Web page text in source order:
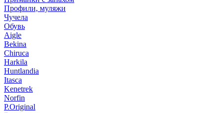
Профили, муляжи
Чучела
Обувь
Aigle
Bekina
Chiruсa
Harkila
Huntlandia
Itasca
Kenetrek
Norfin
P.Original